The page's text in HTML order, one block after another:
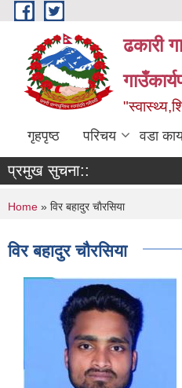
Skip to main content
ढकारी
गृहपृष्ठ परिचय वडा
प्रमुख सुचना::
You are here
Home » विर बहादुर चाैरसिया
विर बहादुर चाैरसिया